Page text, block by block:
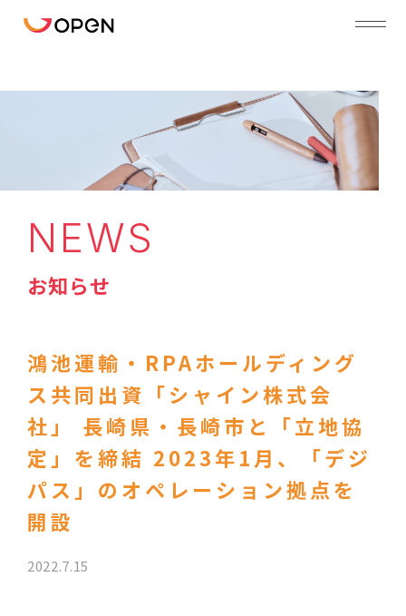
NEWS
お知らせ
鴻池運輸・RPAホールディング
ス共同出資「シャイン株式会
社」 長崎県・長崎市と「立地協
定」を締結 2023年1月、「デジ
パス」のオペレーション拠点を
開設
2022.7.15